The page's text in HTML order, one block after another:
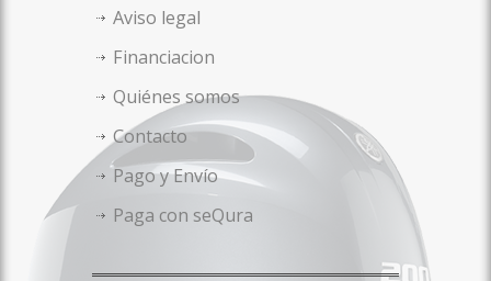
Aviso legal
Financiacion
Quiénes somos
Contacto
Pago y Envío
Paga con seQura